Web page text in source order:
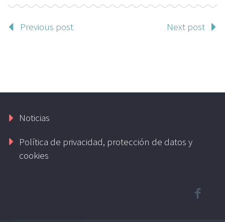
Previous post Next post
Noticias
Política de privacidad, protección de datos y
cookies